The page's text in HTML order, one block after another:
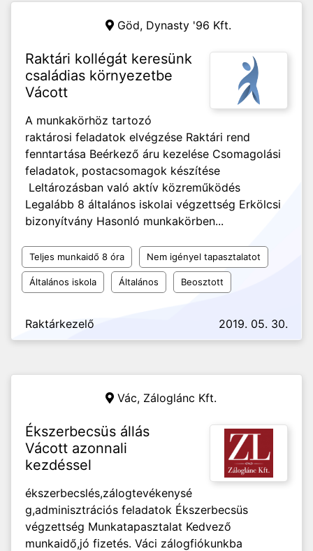
Göd, Dynasty '96 Kft.
Raktári kollégát keresünk
családias környezetbe
Vácott
A munkakörhöz tartozó
raktárosi feladatok elvégzése Raktári rend
fenntartása Beérkező áru kezelése Csomagolási
feladatok, postacsomagok készítése
Leltározásban való aktív közreműködés
Legalább 8 általános iskolai végzettség Erkölcsi
bizonyítvány Hasonló munkakörben...
Teljes munkaidő 8 óra Nem igényel tapasztalatot
Általános iskola Általános Beosztott
Raktárkezelő 2019. 05. 30.
Vác, Záloglánc Kft.
Ékszerbecsüs állás
Vácott azonnali
kezdéssel
ékszerbecslés,zálogtevékenysé
g,adminisztrációs feladatok Ékszerbecsüs
végzettség Munkatapasztalat Kedvező
munkaidő,jó fizetés. Váci zálogfiókunkba